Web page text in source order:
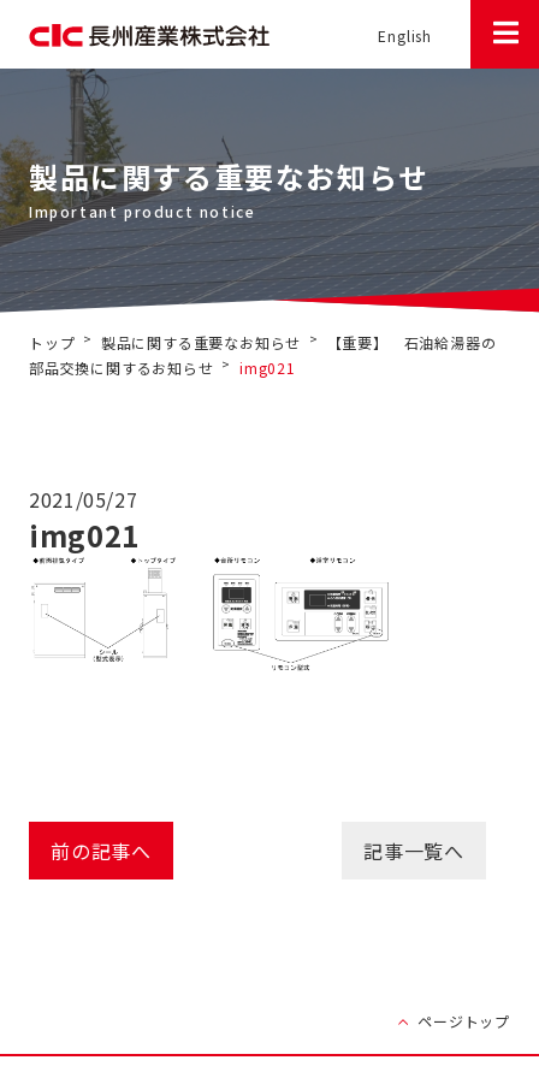
English
製品に関する重要なお知らせ
トップ > 製品に関する重要なお知らせ >
【重要】 石油給湯器の
部品交換に関するお知らせ > img021
2021/05/27
img021
前の記事へ 記事一覧へ
ページトップ